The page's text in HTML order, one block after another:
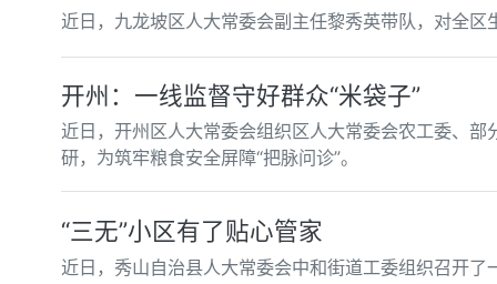
近日，九龙坡区人大常委会副主任黎秀英带队，对全区
开州：一线监督守好群众“米袋子”
近日，开州区人大常委会组织区人大常委会农工委、
研，为筑牢粮食安全屏障“把脉问诊”。
“三无”小区有了贴心管家
近日，秀山自治县人大常委会中和街道工委组织召开了